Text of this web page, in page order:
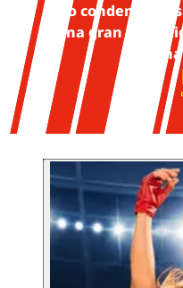
“No condenan
una gran